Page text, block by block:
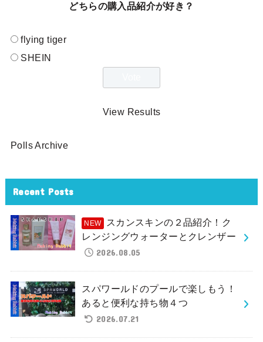
どちらの購入品紹介が好き？
flying tiger
SHEIN
View Results
Polls Archive
Recent Posts
スカンスキンの２品紹介！ク
レンジングウォーターとクレンザー
2026.08.05
スパワールドのプールで楽しもう！
あると便利な持ち物４つ
2026.07.21